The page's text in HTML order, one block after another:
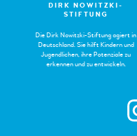
DIRK NOWITZKI-
STIFTUNG
Die Dirk Nowitzki-Stiftung agiert in
Deutschland. Sie hilft Kindern und
Jugendlichen, ihre Potenziale zu
erkennen und zu entwickeln.